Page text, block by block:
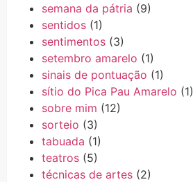
semana da pátria (9)
sentidos (1)
sentimentos (3)
setembro amarelo (1)
sinais de pontuação (1)
sítio do Pica Pau Amarelo (1)
sobre mim (12)
sorteio (3)
tabuada (1)
teatros (5)
técnicas de artes (2)